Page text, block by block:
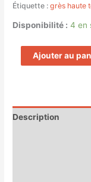
Étiquette :grès haute
Disponibilité : 4 en
Ajouter au
Description